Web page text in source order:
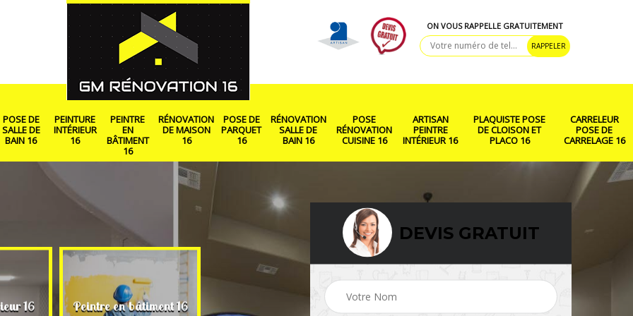
ON VOUS RAPPELLE GRATUITEMENT
POSE DE
SALLE DE
BAIN 16
PEINTURE
INTÉRIEUR
16
PEINTRE
EN
BÂTIMENT
16
RÉNOVATION
DE MAISON
16
POSE DE
PARQUET
16
RÉNOVATION
SALLE DE
BAIN 16
POSE
RÉNOVATION
CUISINE 16
ARTISAN
PEINTRE
INTÉRIEUR 16
PLAQUISTE POSE
DE CLOISON ET
PLACO 16
CARRELEUR
POSE DE
CARRELAGE 16
16 Peintre en bâtiment 16 Rénovation de maison Pose de parquet 16 Rénovation salle de
DEVIS GRATUIT